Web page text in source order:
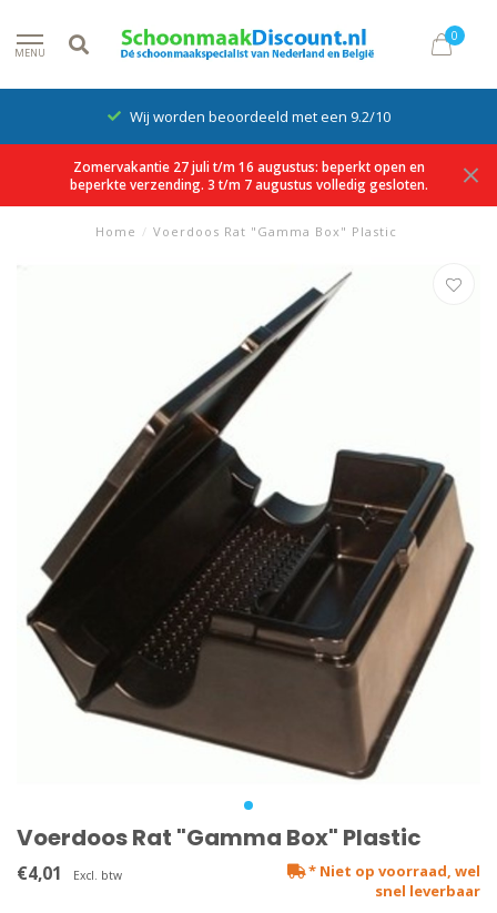
MENU
0
Wij worden beoordeeld met een 9.2/10
Zomervakantie 27 juli t/m 16 augustus: beperkt open en
beperkte verzending. 3 t/m 7 augustus volledig gesloten.
Home / Voerdoos Rat "Gamma Box" Plastic
Voerdoos Rat "Gamma Box" Plastic
€4,01 Excl. btw
* Niet op voorraad, wel
snel leverbaar